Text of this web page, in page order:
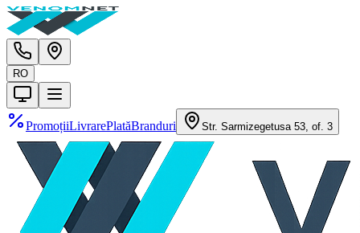
RO
PromoțiiLivrarePlatăBranduri Str. Sarmizegetusa 53, of. 3